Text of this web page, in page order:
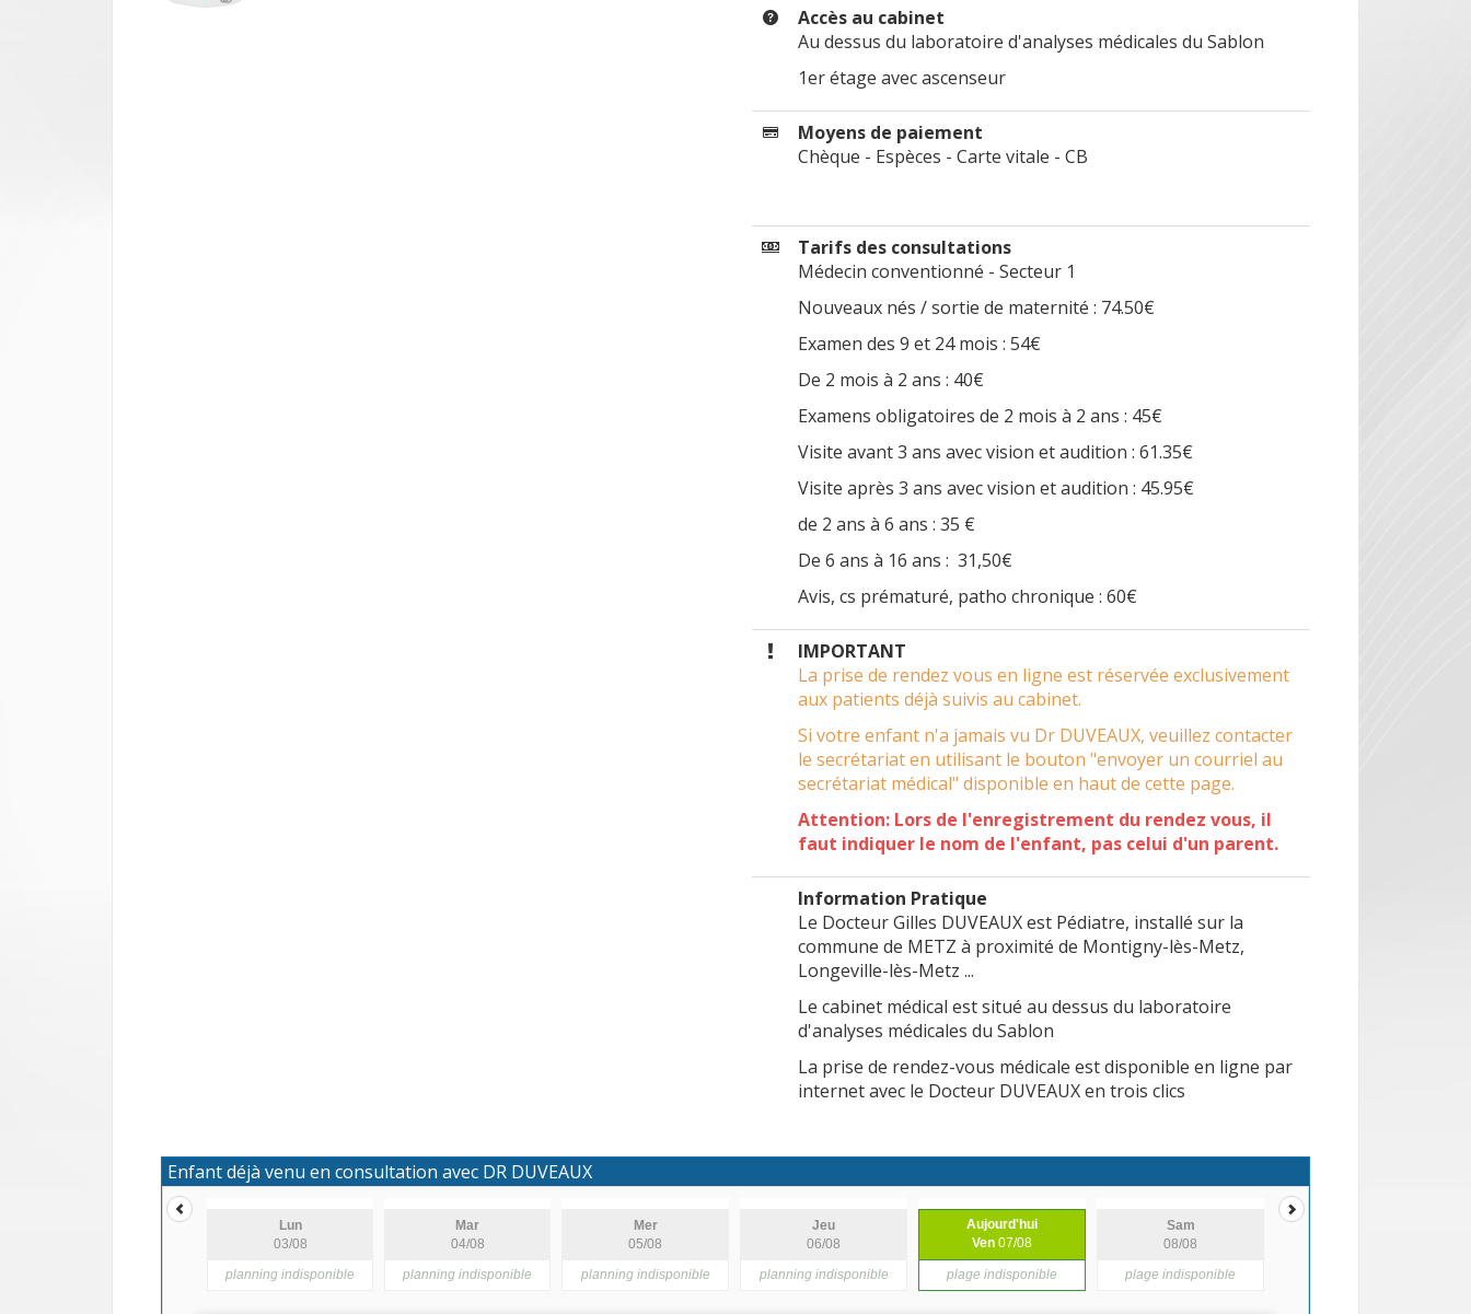
Accès au cabinet
Au dessus du laboratoire d'analyses médicales du Sablon
1er étage avec ascenseur
Moyens de paiement
Chèque - Espèces - Carte vitale - CB
Tarifs des consultations
Médecin conventionné - Secteur 1
Nouveaux nés / sortie de maternité : 74.50€
Examen des 9 et 24 mois : 54€
De 2 mois à 2 ans : 40€
Examens obligatoires de 2 mois à 2 ans : 45€
Visite avant 3 ans avec vision et audition : 61.35€
Visite après 3 ans avec vision et audition : 45.95€
de 2 ans à 6 ans : 35 €
De 6 ans à 16 ans : 31,50€
Avis, cs prématuré, patho chronique : 60€
IMPORTANT
La prise de rendez vous en ligne est réservée exclusivement
aux patients déjà suivis au cabinet.
Si votre enfant n'a jamais vu Dr DUVEAUX, veuillez contacter
le secrétariat en utilisant le bouton "envoyer un courriel au
secrétariat médical" disponible en haut de cette page.
Attention: Lors de l'enregistrement du rendez vous, il
faut indiquer le nom de l'enfant, pas celui d'un parent.
Information Pratique
Le Docteur Gilles DUVEAUX est Pédiatre, installé sur la
commune de METZ à proximité de Montigny-lès-Metz,
Longeville-lès-Metz ...
Le cabinet médical est situé au dessus du laboratoire
d'analyses médicales du Sablon
La prise de rendez-vous médicale est disponible en ligne par
internet avec le Docteur DUVEAUX en trois clics
Enfant déjà venu en consultation avec DR DUVEAUX
Lun
03/08
Mar
04/08
Mer
05/08
Jeu
06/08
Aujourd'hui
Ven 07/08
Sam
08/08
planning indisponible
planning indisponible planning indisponible planning indisponible plage indisponible plage indisponible